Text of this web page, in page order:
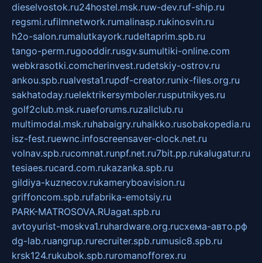
dieselvostok.ru24hostel.msk.ruw-dev.ruf-ship.ru
regsmi.rufilmnetwork.rumalinasp.rukinosvin.ru
h2o-salon.rumalutkayork.rudeltaprim.spb.ru
tango-perm.rugooddir.rusgv.sumultiki-online.com
webkrasotki.comcherinvest.rudetskiy-ostrov.ru
ankou.spb.rualvesta1.rupdf-creator.runix-files.org.ru
sakhatoday.ruelektrikersymboler.rusputnikyes.ru
golf2club.msk.ruaeforums.ruzallclub.ru
multimodal.msk.ruhabaigry.ruhaikko.rusobakopedia.ru
isz-fest.ruewnc.infoscreensaver-clock.net.ru
volnav.spb.rucomnat.runpf.net.ru7bit.pp.rukalugatur.ru
tesiaes.rucard.com.rukazanka.spb.ru
gildiya-kuznecov.rukameryboavision.ru
griffoncom.spb.rufabrika-emotsiy.ru
PARK-MATROSOVA.RUagat.spb.ru
avtoyurist-moskva1.ruhardware.org.ruсхема-авто.рф
dg-lab.ruangrup.rurecruiter.spb.rumusic8.spb.ru
krsk124.rukubok.spb.ruromanofforex.ru